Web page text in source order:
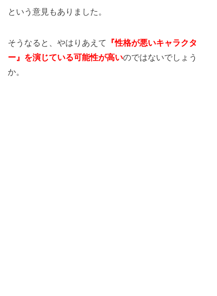
という意見もありました。
そうなると、やはりあえて 『性格が悪いキャラクタ
ー』を演じている可能性が高いのではないでしょう
か。